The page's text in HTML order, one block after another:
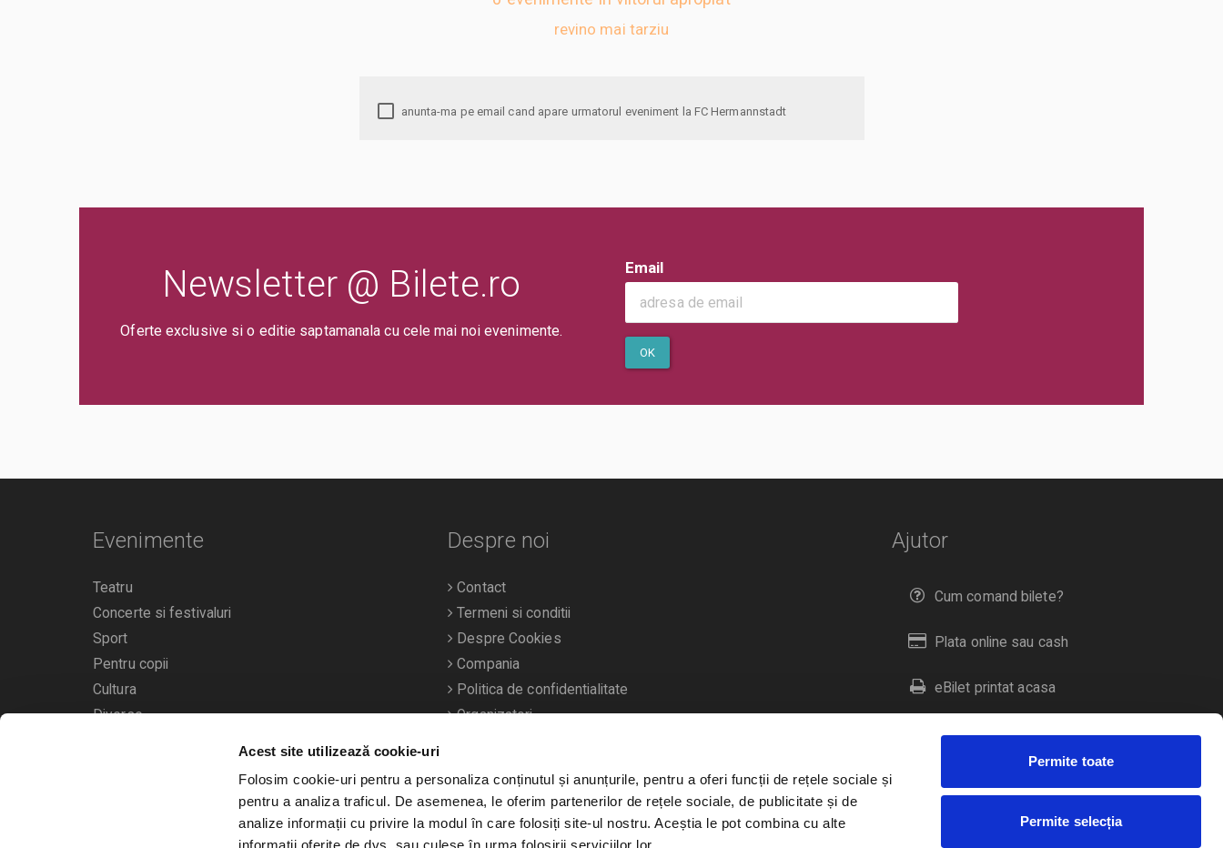
Acest site utilizează cookie-uri
Folosim cookie-uri pentru a personaliza conținutul și anunțurile, pentru a oferi funcții de rețele sociale și
pentru a analiza traficul. De asemenea, le oferim partenerilor de rețele sociale, de publicitate și de
analize informații cu privire la modul în care folosiți site-ul nostru. Aceștia le pot combina cu alte
Permite toate
Permite selecția
revino mai tarziu
anunta-ma pe email cand apare urmatorul eveniment la FC Hermannstadt
Newsletter @ Bilete.ro
Oferte exclusive si o editie saptamanala cu cele mai noi evenimente.
Email
OK
Ajutor
Cum comand bilete?
Plata online sau cash
eBilet printat acasa
Livrare prin curier
Duplicare bilete
Evenimente
Teatru
Concerte si festivaluri
Sport
Pentru copii
Cultura
Diverse
Calendarul evenimentelor
Despre noi
Contact
Termeni si conditii
Despre Cookies
Compania
Politica de confidentialitate
Organizatori